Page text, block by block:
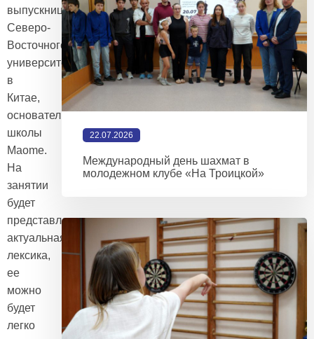
выпускница
Северо-
Восточного
университета
в
Китае,
основательница
школы
Maome.
На
занятии
будет
представлена
актуальная
лексика,
ее
можно
будет
легко
22.07.2026
Международный день шахмат в
молодежном клубе «На Троицкой»